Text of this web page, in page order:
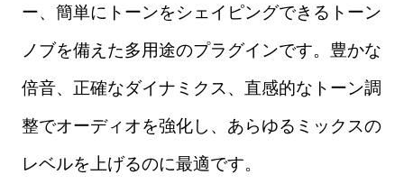
ー、簡単にトーンをシェイピングできるトーン
ノブを備えた多用途のプラグインです。豊かな
倍音、正確なダイナミクス、直感的なトーン調
整でオーディオを強化し、あらゆるミックスの
レベルを上げるのに最適です。